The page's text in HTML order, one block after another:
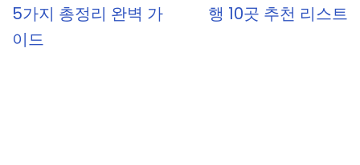
5가지 총정리 완벽 가
이드
행 10곳 추천 리스트